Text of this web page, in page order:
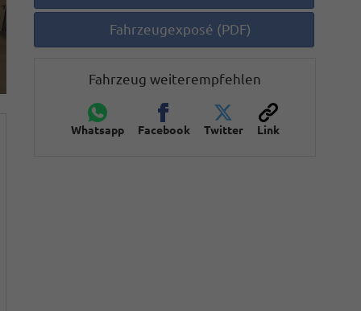
Fahrzeugexposé (PDF)
Fahrzeug weiterempfehlen
Whatsapp Facebook Twitter Link